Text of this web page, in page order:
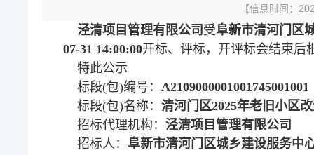
【信息时间：
泾清项目管理有限公司 受阜新市清河门区
07-31 14:00:00开标、评标，开评标会结束后
特此公示
标段(包)编号： A2109000001001745001001
标段(包)名称： 清河门区2025年老旧小区
招标代理机构： 泾清项目管理有限公司
招标人： 阜新市清河门区城乡建设服务中